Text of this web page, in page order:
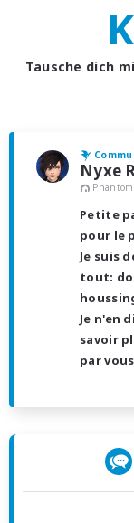
Tausche dich
Nyxe
Petite
pour le
Je suis
tout:
Je n'en
savoir
par